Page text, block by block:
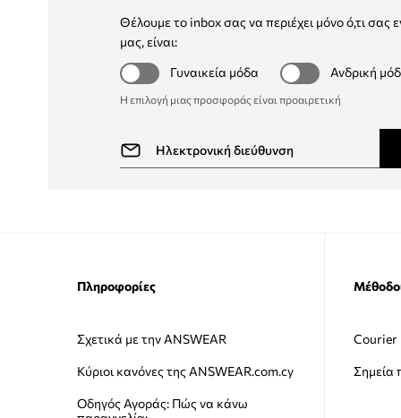
Θέλουμε το inbox σας να περιέχει μόνο ό,τι σας
μας, είναι:
Γυναικεία μόδα
Ανδρική
Η επιλογή μιας προσφοράς είναι προαιρετική
Πληροφορίες
Σχετικά με την ANSWEAR
Κύριοι κανόνες της ANSWEAR.com.cy
Οδηγός Αγοράς: Πώς να κάνω
Courier
Σημεία